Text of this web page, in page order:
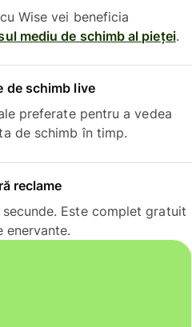
Wise vei beneficia
mediu de schimb al pieței.
de schimb live
preferate pentru a vedea
de schimb în timp.
reclame
Este complet gratuit
enervante.